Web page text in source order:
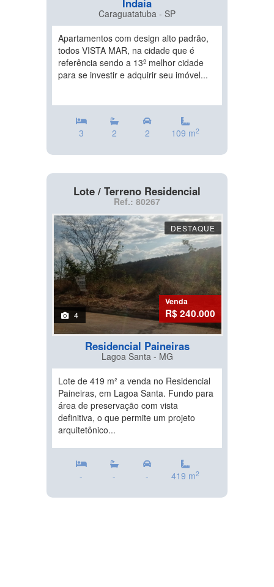
Indaia
Caraguatatuba - SP
Apartamentos com design alto padrão,
todos VISTA MAR, na cidade que é
referência sendo a 13º melhor cidade
para se investir e adquirir seu imóvel...
3 2 2 109 m2
Lote / Terreno Residencial
Ref.: 80267
DESTAQUE
4
Venda
R$ 240.000
Residencial Paineiras
Lagoa Santa - MG
Lote de 419 m² a venda no Residencial
Paineiras, em Lagoa Santa. Fundo para
área de preservação com vista
definitiva, o que permite um projeto
arquitetônico...
- - - 419 m2